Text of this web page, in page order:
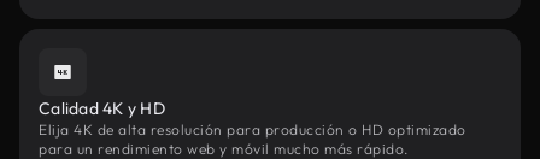
Calidad 4K y HD
Elija 4K de alta resolución para producción o HD optimizado
para un rendimiento web y móvil mucho más rápido.